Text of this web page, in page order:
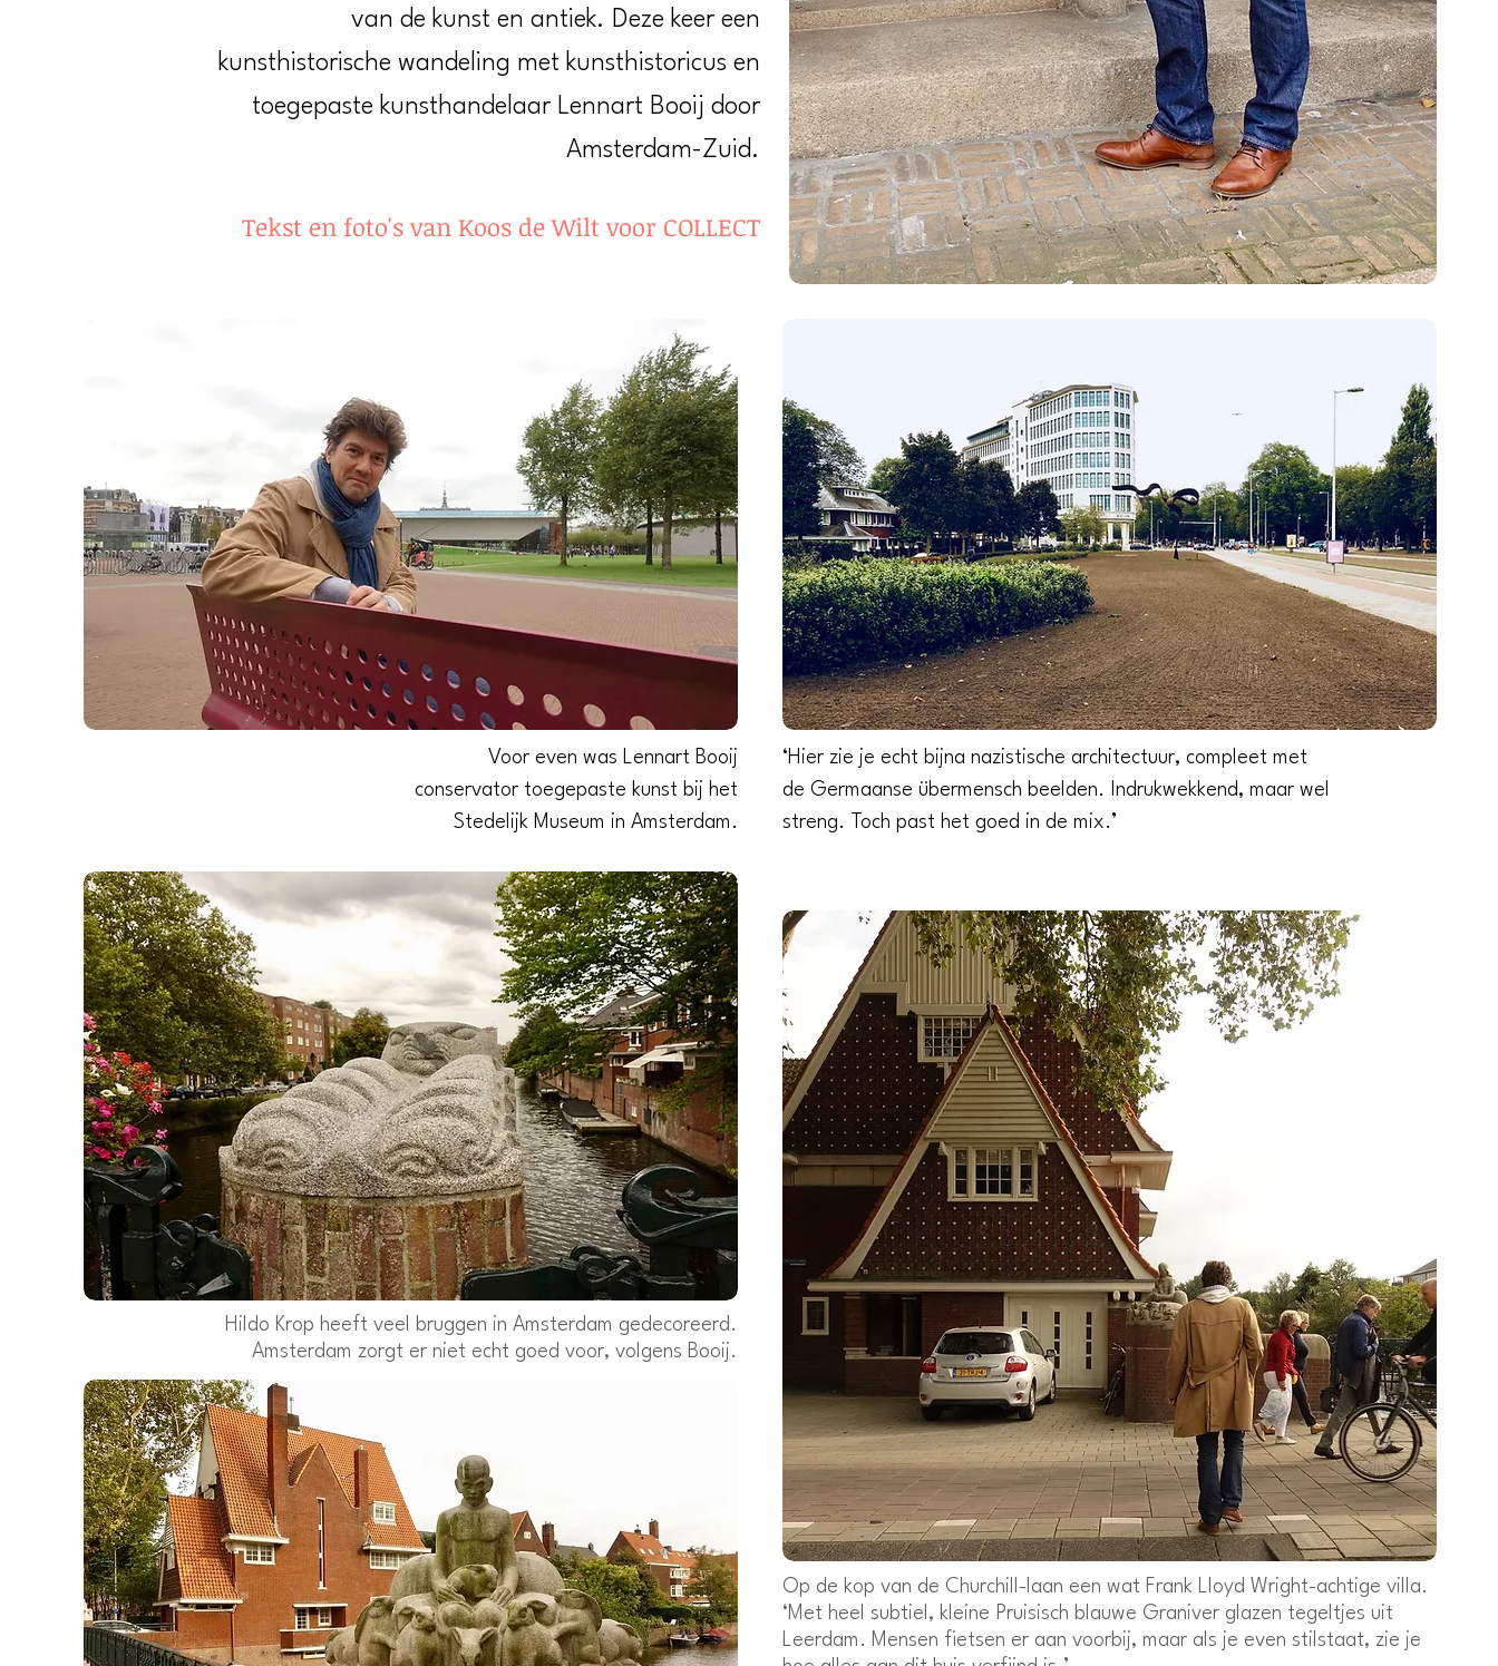
van de kunst en antiek. Deze keer een
kunsthistorische wandeling met kunsthistoricus en
toegepaste kunsthandelaar Lennart Booij door
Amsterdam-Zuid.
Tekst en foto's van Koos de Wilt voor COLLECT
Voor even was Lennart Booij
conservator toegepaste kunst bij het
Stedelijk Museum in Amsterdam.
‘Hier zie je echt bijna nazistische architectuur, compleet met
de Germaanse übermensch beelden. Indrukwekkend, maar wel
streng. Toch past het goed in de mix.’
Hildo Krop heeft veel bruggen in Amsterdam gedecoreerd.
Amsterdam zorgt er niet echt goed voor, volgens Booij.
Op de kop van de Churchill-laan een wat Frank Lloyd Wright-achtige villa.
‘Met heel subtiel, kleine Pruisisch blauwe Graniver glazen tegeltjes uit
Leerdam. Mensen fietsen er aan voorbij, maar als je even stilstaat, zie je